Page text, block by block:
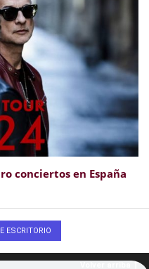
conciertos en España
ESCRITORIO